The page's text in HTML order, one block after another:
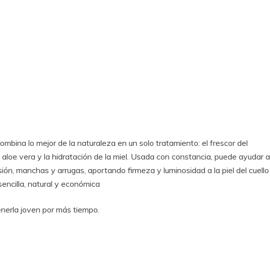
lo mejor de la naturaleza en un solo tratamiento: el frescor del
vera y la hidratación de la miel. Usada con constancia, puede ayudar a
manchas y arrugas, aportando firmeza y luminosidad a la piel del cuello
natural y económica
joven por más tiempo.